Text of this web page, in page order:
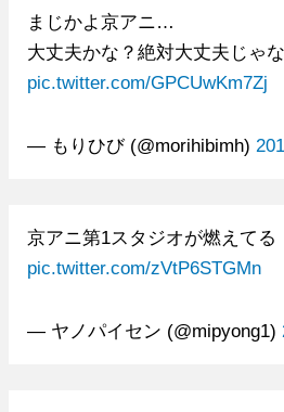
まじかよ京アニ…
大丈夫かな？絶対大丈夫じ
pic.twitter.com/GPCUwKm7Zj
— もりひび (@morihibimh)
京アニ第1スタジオが燃えてる
pic.twitter.com/zVtP6STGMn
— ヤノパイセン (@mipyong1)